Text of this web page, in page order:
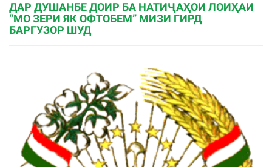
ДАР ДУШАНБЕ ДОИР БА НАТИҶАҲОИ ЛОИҲАИ
“МО ЗЕРИ ЯК ОФТОБЕМ” МИЗИ ГИРД
БАРГУЗОР ШУД